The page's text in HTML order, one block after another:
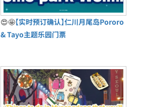
😍🤩【实时预订确认】仁川月尾岛Pororo
& Tayo主题乐园门票